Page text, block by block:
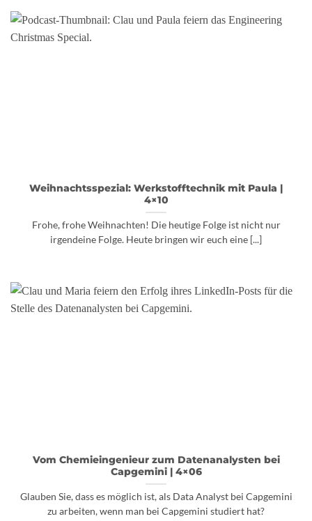
Weihnachtsspezial: Werkstofftechnik mit Paula |
4×10
Frohe, frohe Weihnachten! Die heutige Folge ist nicht nur
irgendeine Folge. Heute bringen wir euch eine [...]
Vom Chemieingenieur zum Datenanalysten bei
Capgemini | 4×06
Glauben Sie, dass es möglich ist, als Data Analyst bei Capgemini
zu arbeiten, wenn man bei Capgemini studiert hat?